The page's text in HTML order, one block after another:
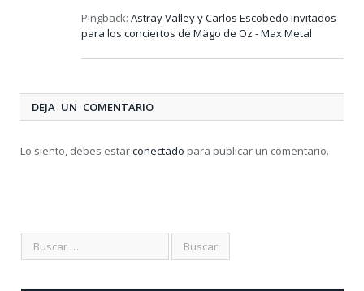
Pingback: Astray Valley y Carlos Escobedo invitados
para los conciertos de Mägo de Oz - Max Metal
DEJA UN COMENTARIO
Lo siento, debes estarconectado para publicar un comentario.